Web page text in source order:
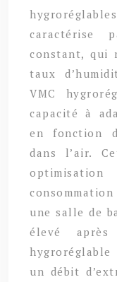
caractérise
constant, qui
taux
VMC
capacité à
en fonction
dans l’air.
consommation
une salle de
élevé
un débit